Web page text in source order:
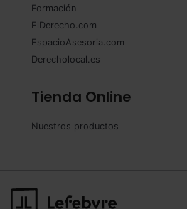
Formación
ElDerecho.com
EspacioAsesoria.com
Derecholocal.es
Tienda Online
Nuestros productos